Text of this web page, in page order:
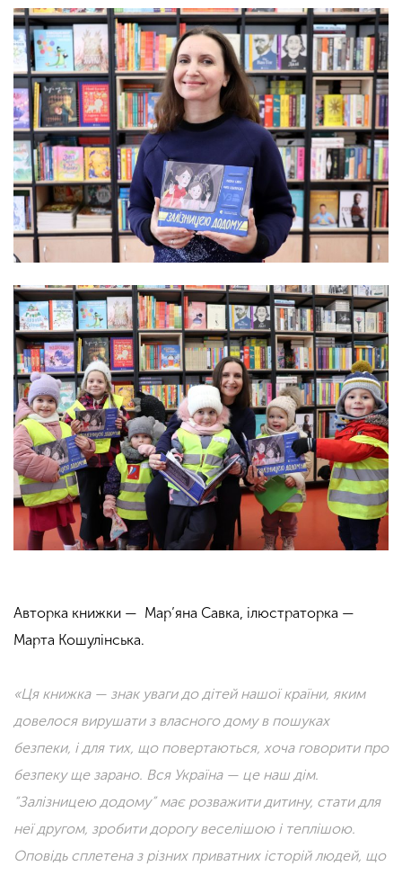
Авторка книжки — Мар’яна Савка, ілюстраторка —
Марта Кошулінська.
«Ця книжка — знак уваги до дітей нашої країни, яким
довелося вирушати з власного дому в пошуках
безпеки, і для тих, що повертаються, хоча говорити про
безпеку ще зарано. Вся Україна — це наш дім.
“Залізницею додому” має розважити дитину, стати для
неї другом, зробити дорогу веселішою і теплішою.
Оповідь сплетена з різних приватних історій людей, що